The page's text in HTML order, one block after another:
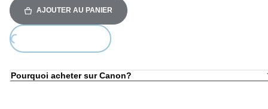
AJOUTER AU PANIER
Pourquoi acheter sur Canon?